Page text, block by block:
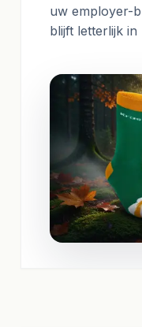
uw employer-
blijft letterlijk in